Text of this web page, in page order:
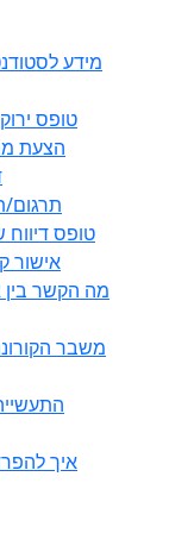
טופס ירוק (רש”ל 18) בקשה
2352 –
2356 – טופס
2357 –